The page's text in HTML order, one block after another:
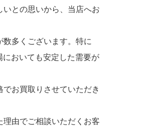
との思いから、当店へお
多くございます。特に
おいても安定した需要が
お買取りさせていただき
由でご相談いただくお客